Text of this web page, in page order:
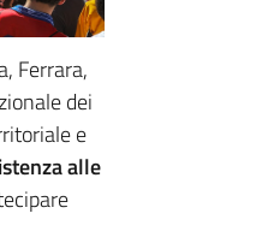
Ferrara,
dei
e
alle